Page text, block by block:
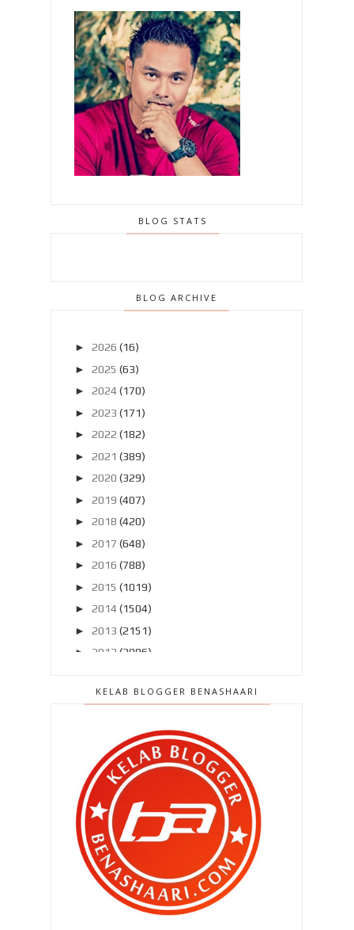
BLOG STATS
BLOG ARCHIVE
► 2026 (16)
► 2025 (63)
► 2024 (170)
► 2023 (171)
► 2022 (182)
► 2021 (389)
► 2020 (329)
► 2019 (407)
► 2018 (420)
► 2017 (648)
► 2016 (788)
► 2015 (1019)
► 2014 (1504)
► 2013 (2151)
► 2012 (2986)
►Disember 2011(303)
Oktober 2011(418)
►September 2011 (390)
►
Ogos 2011
►
Julai 2011
(396)
Jun 2011
(424)
Blogger Pilihan #1:5
Lepas BERSIH , apa pulak ?
Baru remove sorang ...
KELAB BLOGGER BENASHAARI